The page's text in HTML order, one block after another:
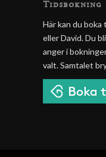
Tidsbokning
Här kan du
eller David. Du
anger i
valt. Samtalet